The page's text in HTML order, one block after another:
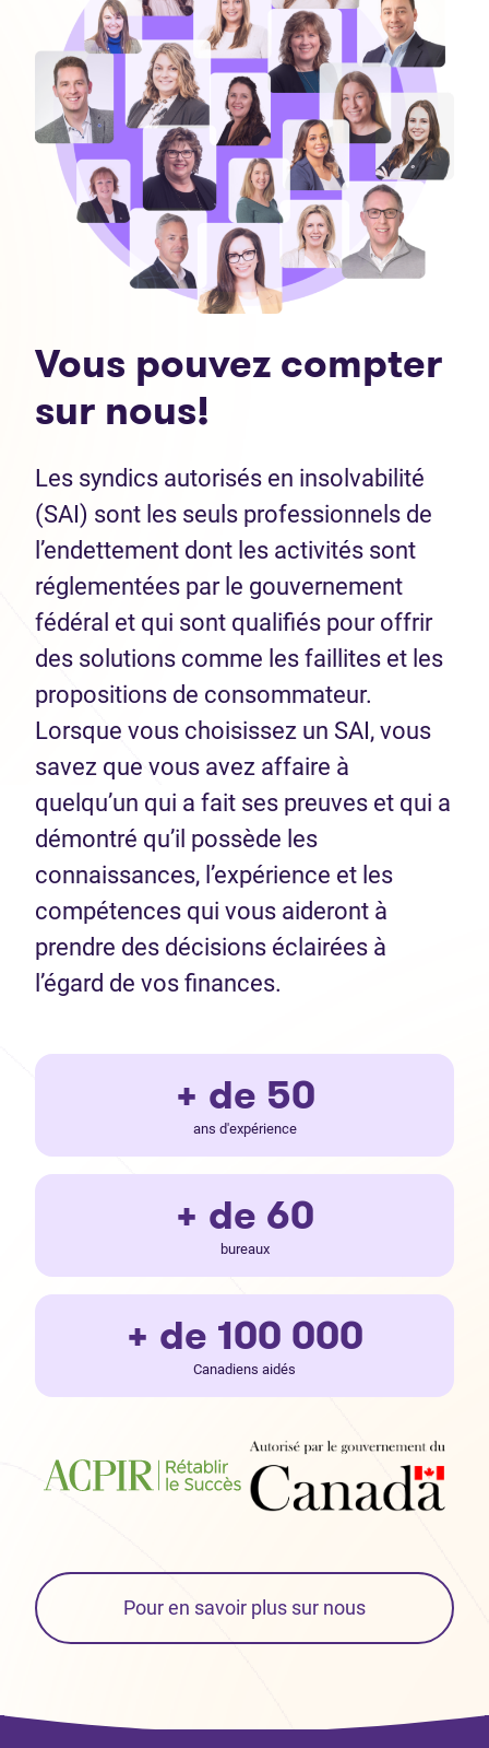
Vous pouvez compter
sur nous!
Les syndics autorisés en insolvabilité
(SAI) sont les seuls professionnels de
l’endettement dont les activités sont
réglementées par le gouvernement
fédéral et qui sont qualifiés pour offrir
des solutions comme les faillites et les
propositions de consommateur.
Lorsque vous choisissez un SAI, vous
savez que vous avez affaire à
quelqu’un qui a fait ses preuves et qui a
démontré qu’il possède les
connaissances, l’expérience et les
compétences qui vous aideront à
prendre des décisions éclairées à
l’égard de vos finances.
+ de 50
ans d'expérience
+ de 60
bureaux
+ de 100 000
Canadiens aidés
Pour en savoir plus sur nous